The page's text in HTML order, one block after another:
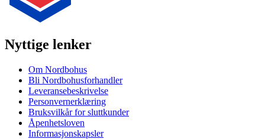
Nyttige lenker
Om Nordbohus
Bli Nordbohusforhandler
Leveransebeskrivelse
Personvernerklæring
Bruksvilkår for sluttkunder
Åpenhetsloven
Informasjonskapsler